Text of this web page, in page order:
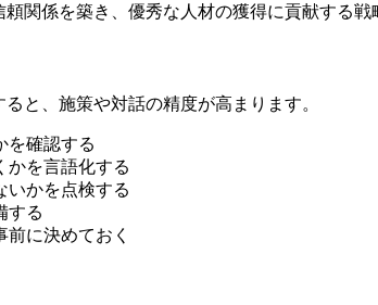
関係を築き、優秀な人材の獲得に貢献する戦
と、施策や対話の精度が高まります。
を確認する
かを言語化する
いかを点検する
する
に決めておく